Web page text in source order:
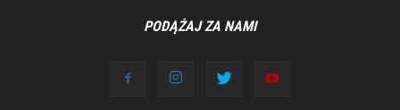
PODĄŻAJ ZA NAMI